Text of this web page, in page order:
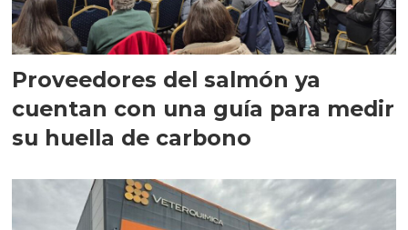
Proveedores del salmón ya
cuentan con una guía para medir
su huella de carbono